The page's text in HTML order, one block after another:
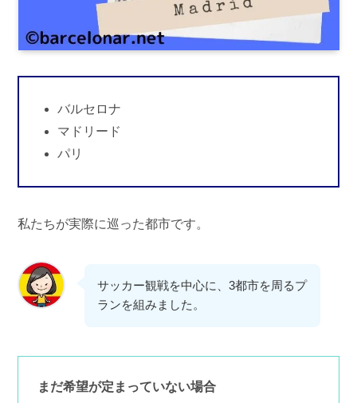
バルセロナ
マドリード
パリ
私たちが実際に巡った都市です。
サッカー観戦を中心に、3都市を周るプ
ランを組みました。
まだ希望が定まっていない場合